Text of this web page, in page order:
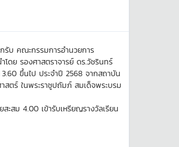
รับ คณะกรรมการอำนวยการ
ดย รองศาสตราจารย์ ดร.วัชรินทร์
ขึ้นไป ประจำปี 2568 จากสถาบัน
สตร์ ในพระราชูปถัมภ์ สมเด็จพระบรม
สม 4.00 เข้ารับเหรียญรางวัลเรียน